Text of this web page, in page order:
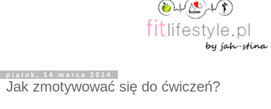
piątek, 14 marca 2014
Jak zmotywować się do ćwiczeń?